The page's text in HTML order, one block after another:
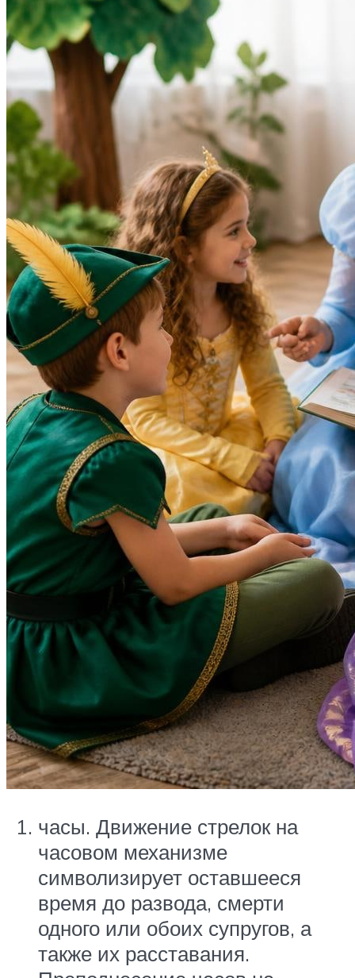
часы. Движение стрелок на
часовом механизме
символизирует оставшееся
время до развода, смерти
одного или обоих супругов, а
также их расставания.